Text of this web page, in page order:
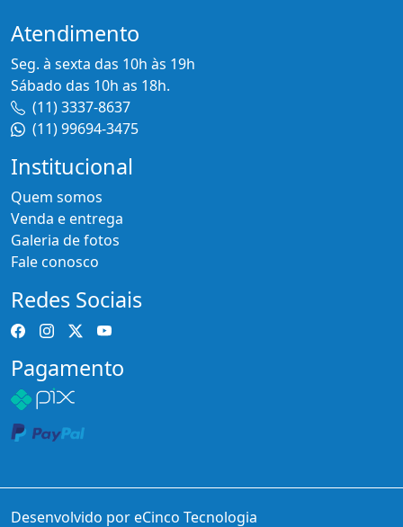
Atendimento
Seg. à sexta das 10h às 19h
Sábado das 10h as 18h.
(11) 3337-8637
(11) 99694-3475
Institucional
Quem somos
Venda e entrega
Galeria de fotos
Fale conosco
Redes Sociais
Pagamento
Desenvolvido por eCinco Tecnologia